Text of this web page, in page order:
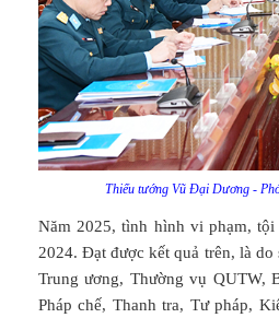
Thiếu tướng Vũ Đại Dương -
Năm 2025, tình hình vi phạm,
2024. Đạt được kết quả trên, là
Trung ương, Thường vụ QUTW,
Pháp chế, Thanh tra, Tư pháp,